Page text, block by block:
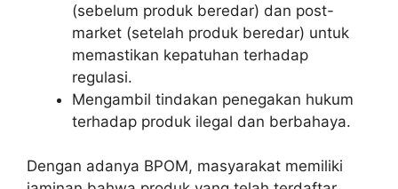
(sebelum produk beredar) dan post-
market (setelah produk beredar) untuk
memastikan kepatuhan terhadap
regulasi.
Mengambil tindakan penegakan hukum
terhadap produk ilegal dan berbahaya.
Dengan adanya BPOM, masyarakat memiliki